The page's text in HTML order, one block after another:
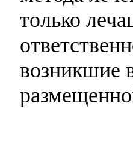
только
возникшие